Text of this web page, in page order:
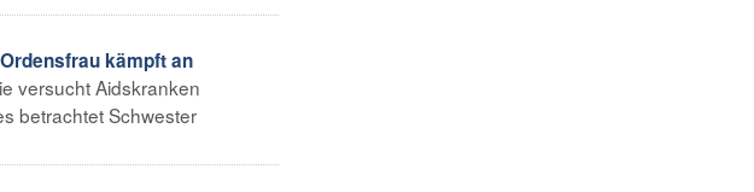
kämpft an
versucht Aidskranken
betrachtet Schwester